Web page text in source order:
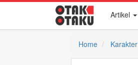
Artikel
Home Karakter